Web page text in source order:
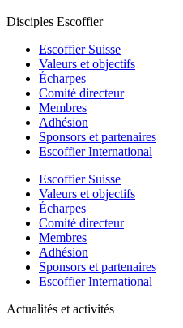
Disciples Escoffier
Escoffier Suisse
Valeurs et objectifs
Écharpes
Comité directeur
Membres
Adhésion
Sponsors et partenaires
Escoffier International
Escoffier Suisse
Valeurs et objectifs
Écharpes
Comité directeur
Membres
Adhésion
Sponsors et partenaires
Escoffier International
Actualités et activités